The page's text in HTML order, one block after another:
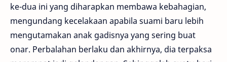
ke-dua ini yang diharapkan membawa kebahagian,
mengundang kecelakaan apabila suami baru lebih
mengutamakan anak gadisnya yang sering buat
onar. Perbalahan berlaku dan akhirnya, dia terpaksa